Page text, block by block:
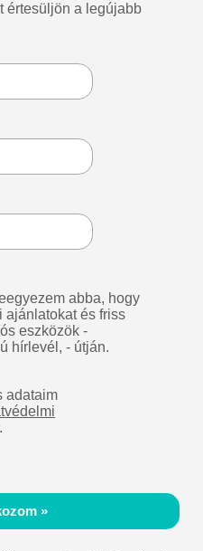
értesüljön a legújabb
abba, hogy
ajánlatokat és friss
eszközök -
hírlevél, - útján.
adataim
»